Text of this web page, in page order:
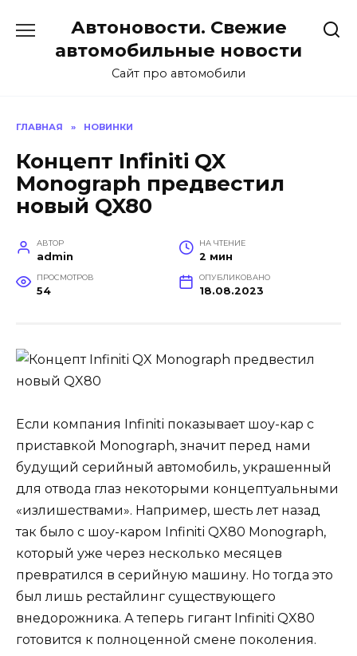
содержанию
Автоновости. Свежие
автомобильные новости
Сайт про автомобили
ГЛАВНАЯ » НОВИНКИ
Концепт Infiniti QX
Monograph предвестил
новый QX80
АВТОР
admin
НА ЧТЕНИЕ
2 мин
ПРОСМОТРОВ
54
ОПУБЛИКОВАНО
18.08.2023
Если компания Infiniti показывает шоу-кар с
приставкой Monograph, значит перед нами
будущий серийный автомобиль, украшенный
для отвода глаз некоторыми концептуальными
«излишествами». Например, шесть лет назад
так было с шоу-каром Infiniti QX80 Monograph,
который уже через несколько месяцев
превратился в серийную машину. Но тогда это
был лишь рестайлинг существующего
внедорожника. А теперь гигант Infiniti QX80
готовится к полноценной смене поколения.